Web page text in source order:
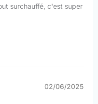
surchauffé, c'est super
02/06/2025